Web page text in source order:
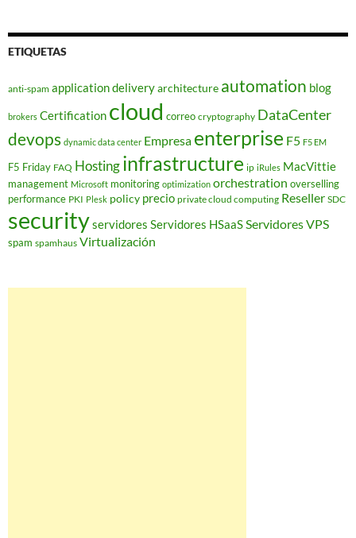
ETIQUETAS
anti-spam application deliveryarchitecture automation blog
brokers Certification cloud correo cryptography DataCenter
devops dynamic data center Empresa enterprise F5 F5 EM
F5 Friday FAQ Hostinginfrastructure ip iRules MacVittie
management Microsoft monitoring optimization orchestration overselling
performance PKI Plesk policy precio private cloud computing Reseller SDC
securityservidores Servidores HSaaSServidores VPS
spam spamhaus Virtualización